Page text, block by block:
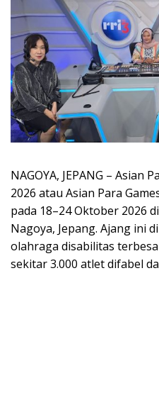
NAGOYA, JEPANG – Asian
2026 atau Asian Para
pada 18–24 Oktober 2026
Nagoya, Jepang. Ajang ini
olahraga disabilitas
sekitar 3.000 atlet difabel